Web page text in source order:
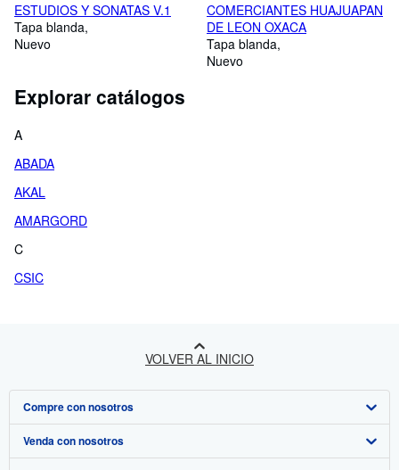
ESTUDIOS Y SONATAS V.1
Tapa blanda
Nuevo
COMERCIANTES HUAJUAPAN
DE LEON OXACA
Tapa blanda
Nuevo
Explorar catálogos
A
ABADA
AKAL
AMARGORD
C
CSIC
VOLVER AL INICIO
Compre con nosotros
Búsqueda avanzada
Venda con nosotros